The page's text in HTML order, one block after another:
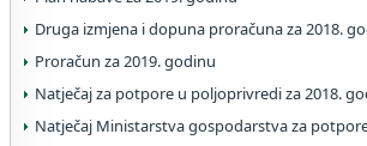
Druga izmjena i dopuna proračuna za 2018.
Proračun za 2019. godinu
Natječaj za potpore u poljoprivredi za 2018.
Natječaj Ministarstva gospodarstva za